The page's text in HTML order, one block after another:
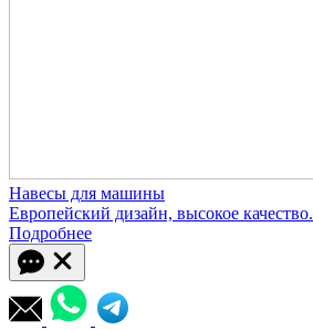
Навесы для машины
Европейский дизайн, высокое качество.
Подробнее